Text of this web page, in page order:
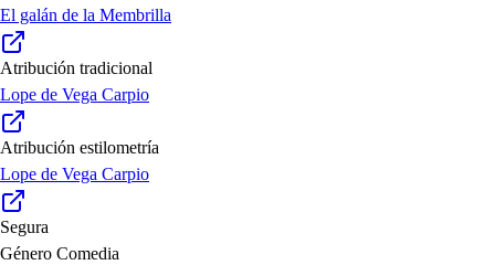
El galán de la Membrilla
Atribución tradicional
Lope de Vega Carpio
Atribución estilometría
Lope de Vega Carpio
Segura
Género Comedia